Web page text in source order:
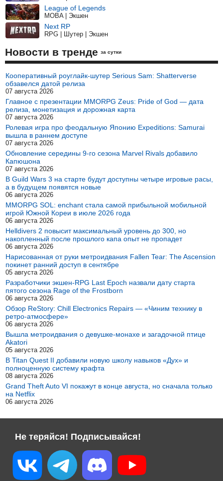
League of Legends
MOBA | Экшен
Next RP
RPG | Шутер | Экшен
Новости в тренде за сутки
Кооперативный роуглайк-шутер Serious Sam: Shatterverse
обзавелся датой релиза
07 августа 2026
Главное с презентации MMORPG Zeus: Pride of God — дата
релиза, монетизация и дорожная карта
07 августа 2026
Ролевая игра про феодальную Японию Expeditions: Samurai
вышла в раннем доступе
07 августа 2026
Обновление середины 9-го сезона Marvel Rivals добавило
Капюшона
07 августа 2026
В Guild Wars 3 на старте будут доступны четыре игровые расы,
а в будущем появятся новые
06 августа 2026
MMORPG SOL: enchant стала самой прибыльной мобильной
игрой Южной Кореи в июле 2026 года
06 августа 2026
Helldivers 2 повысит максимальный уровень до 300, но
накопленный после прошлого капа опыт не пропадет
06 августа 2026
Нарисованная от руки метроидвания Fallen Tear: The Ascension
покинет ранний доступ в сентябре
05 августа 2026
Разработчики экшен-RPG Last Epoch назвали дату старта
пятого сезона Rage of the Frostborn
06 августа 2026
Обзор ReStory: Chill Electronics Repairs — «Чиним технику в
ретро-атмосфере»
06 августа 2026
Вышла метроидвания о девушке-монахе и загадочной птице
Akatori
05 августа 2026
В Titan Quest II добавили новую школу навыков «Дух» и
полноценную систему крафта
08 августа 2026
Grand Theft Auto VI покажут в конце августа, но сначала только
на Netflix
06 августа 2026
Не теряйся! Подписывайся!